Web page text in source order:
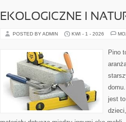
EKOLOGICZNE I
POSTED BY ADMIN KWI - 1 - 2026
Pino
jest